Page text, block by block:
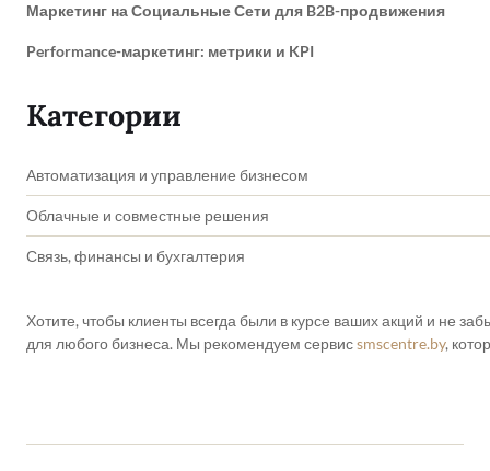
Маркетинг на Социальные Сети для B2B-продвижения
Performance-маркетинг: метрики и KPI
Категории
Автоматизация и управление бизнесом
Облачные и совместные решения
Связь, финансы и бухгалтерия
Хотите, чтобы клиенты всегда были в курсе ваших акций и не
для любого бизнеса. Мы рекомендуем сервисsmscentre.by,